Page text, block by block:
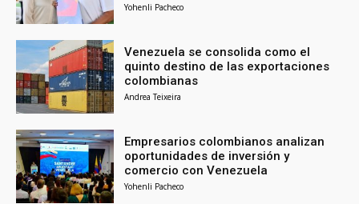
Yohenli Pacheco
Venezuela se consolida como el
quinto destino de las exportaciones
colombianas
Andrea Teixeira
Empresarios colombianos analizan
oportunidades de inversión y
comercio con Venezuela
Yohenli Pacheco